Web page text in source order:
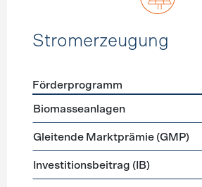
Stromerzeugung
Förderprogramme
Förderprogramm
Biomasseanlagen
Gleitende Marktprämie (GMP)
Investitionsbeitrag (IB)